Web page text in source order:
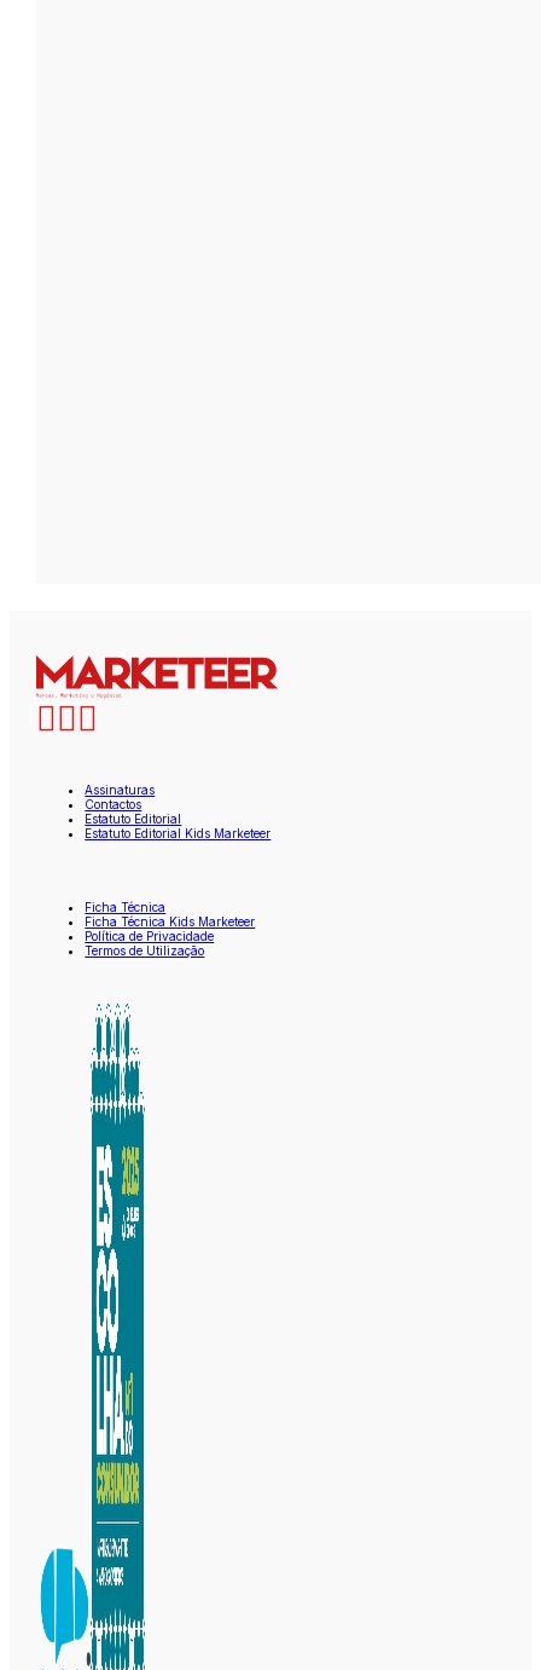
Assinaturas
Contactos
Estatuto Editorial
Estatuto Editorial Kids Marketeer
Ficha Técnica
Ficha Técnica Kids Marketeer
Política de Privacidade
Termos de Utilização